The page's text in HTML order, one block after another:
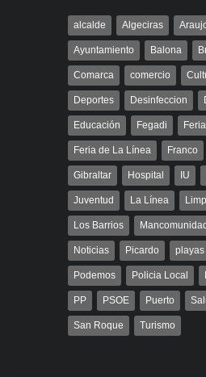
alcalde Algeciras
Ayuntamiento Balona
Comarca comercio
Deportes Desinfeccion
Educación Fegadi Feria
Feria de La Línea Franco
Gibraltar Hospital IU
Juventud La Línea
Los Barrios Mancomunidad
Noticias Picardo playas
Podemos Policia Local
PP PSOE Puerto
San Roque Turismo